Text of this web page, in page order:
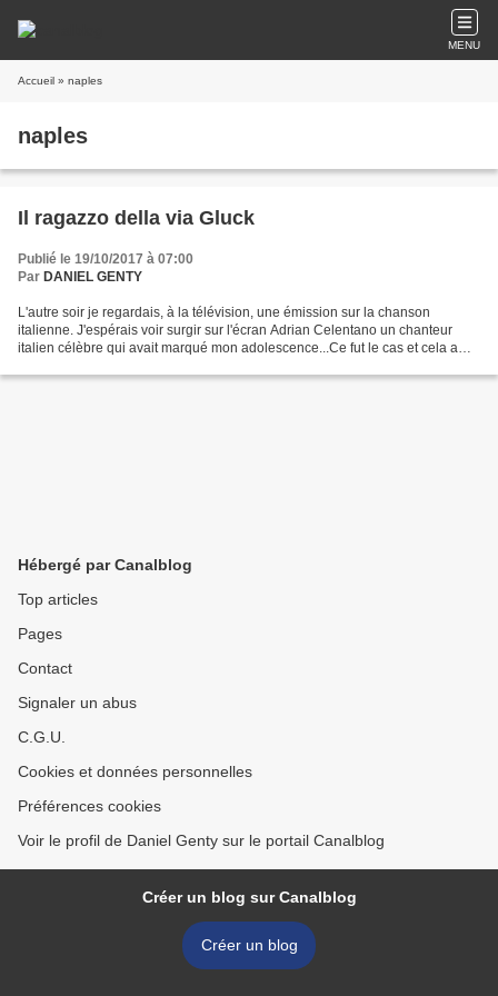
MENU
Accueil » naples
naples
Il ragazzo della via Gluck
Publié le 19/10/2017 à 07:00
Par DANIEL GENTY
L'autre soir je regardais, à la télévision, une émission sur la chanson
italienne. J'espérais voir surgir sur l'écran Adrian Celentano un chanteur
italien célèbre qui avait marqué mon adolescence...Ce fut le cas et cela a
Hébergé par Canalblog
Top articles
Pages
Contact
Signaler un abus
C.G.U.
Cookies et données personnelles
Préférences cookies
Voir le profil de Daniel Genty sur le portail Canalblog
Créer un blog sur Canalblog
Créer un blog